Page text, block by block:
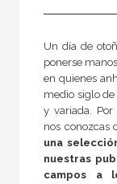
Filosofía
Ética
MATERIAS
Antigua
Filosofía política
Un día de
ponerse
en quienes
medio siglo
y variada.
nos conozcas
una
nuestras
campos a